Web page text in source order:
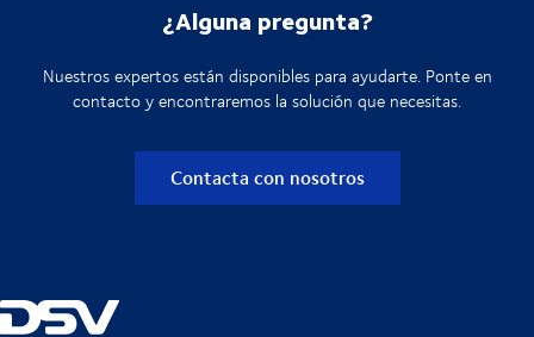
¿Alguna pregunta?
Nuestros expertos están disponibles para ayudarte. Ponte en
contacto y encontraremos la solución que necesitas.
Contacta con nosotros